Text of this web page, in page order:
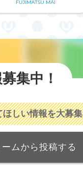
FUJIMATSU MAI
集中！
ほしい情報を大募
ムから投稿する